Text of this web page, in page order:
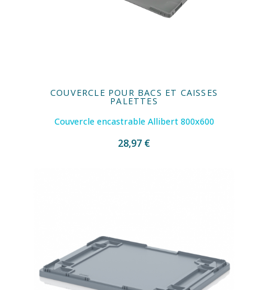
COUVERCLE POUR BACS ET CAISSES
PALETTES
Couvercle encastrable Allibert 800x600
28,97 €